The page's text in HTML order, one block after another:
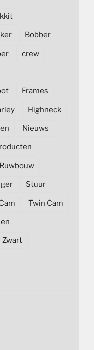
Bobber
crew
Frames
Highneck
Nieuws
Ruwbouw
Stuur
Twin Cam
Zwart